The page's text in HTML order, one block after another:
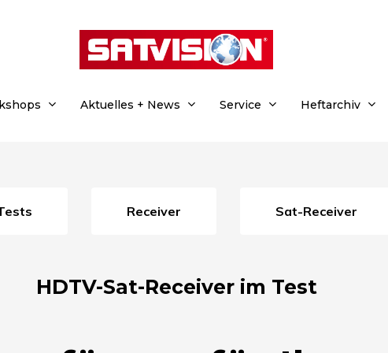
Aktuelles + News Service Heftarchiv
Tests Receiver Sat-Receiver
HDTV-Sat-Receiver im Test